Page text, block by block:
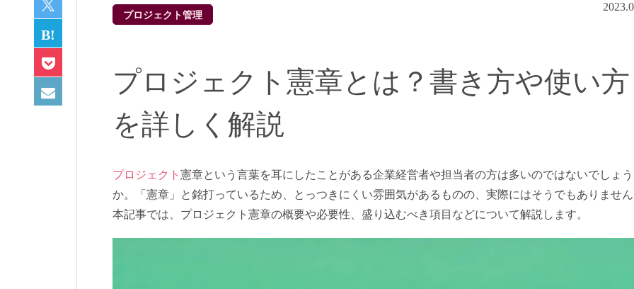
プロジェクト管理
プロジェクト憲章とは？書き方や使い方
を詳しく解説
プロジェクト憲章という言葉を耳にしたことがある企業経営者や担当者の方は多いのではないでしょう
か。「憲章」と銘打っているため、とっつきにくい雰囲気があるものの、実際にはそうでもありません
本記事では、プロジェクト憲章の概要や必要性、盛り込むべき項目などについて解説します。